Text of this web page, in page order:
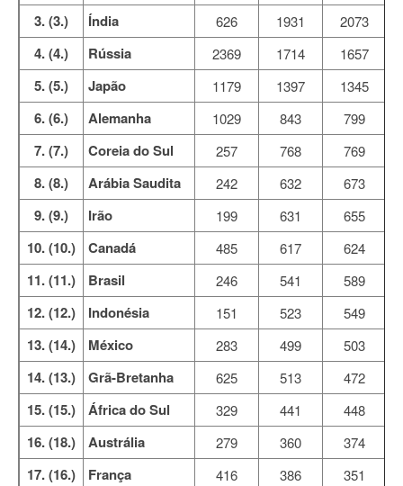
3. (3.) Índia 626 1931 2073
4. (4.) Rússia 2369 1714 1657
5. (5.) Japão 1179 1397 1345
6. (6.) Alemanha 1029 843 799
7. (7.) Coreia do Sul 257 768 769
8. (8.) Arábia Saudita 242 632 673
9. (9.) Irão 199 631 655
10. (10.) Canadá 485 617 624
11. (11.) Brasil 246 541 589
12. (12.) Indonésia 151 523 549
13. (14.) México 283 499 503
14. (13.) Grã-Bretanha 625 513 472
15. (15.) África do Sul 329 441 448
16. (18.) Austrália 279 360 374
17. (16.) França 416 386 351